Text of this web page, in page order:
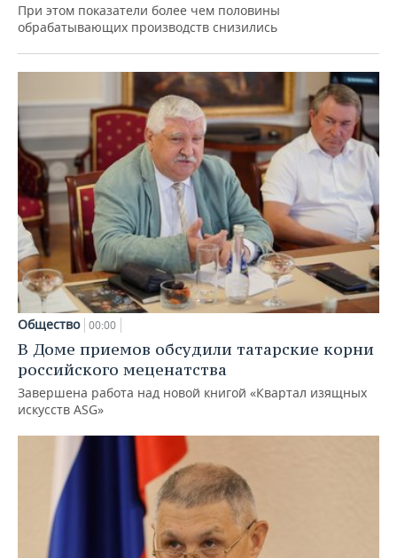
При этом показатели более чем половины
обрабатывающих производств снизились
Общество 00:00
В Доме приемов обсудили татарские корни
российского меценатства
Завершена работа над новой книгой «Квартал изящных
искусств ASG»